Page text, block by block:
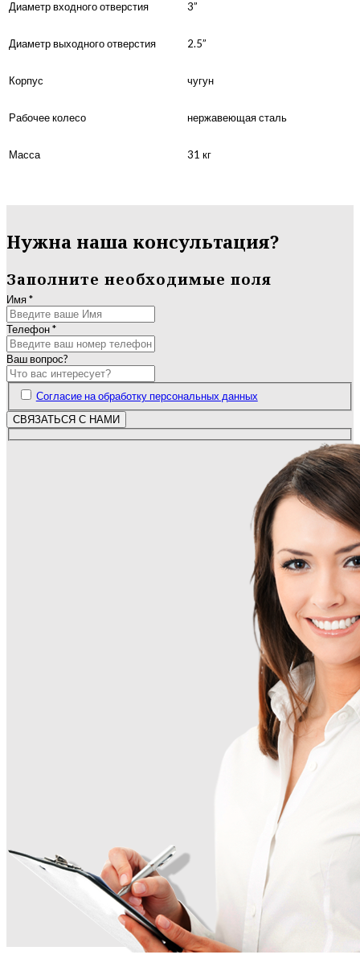
Диаметр входного отверстия 3”
Диаметр выходного отверстия 2.5”
Корпус чугун
Рабочее колесо нержавеющая сталь
Масса 31 кг
Нужна наша консультация?
Заполните необходимые поля
Имя*
Телефон*
Ваш вопрос?
Согласие на обработку персональных данных
СВЯЗАТЬСЯ С НАМИ